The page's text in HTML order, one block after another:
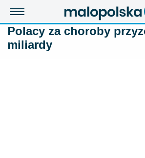
Polacy za choroby
miliardy